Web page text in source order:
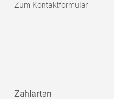
Zum Kontaktformular
Zahlarten